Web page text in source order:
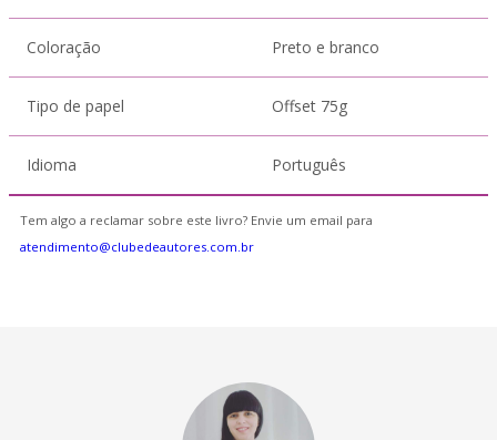
Coloração Preto e branco
Tipo de papel Offset 75g
Idioma Português
Tem algo a reclamar sobre este livro? Envie um email para
atendimento@clubedeautores.com.br